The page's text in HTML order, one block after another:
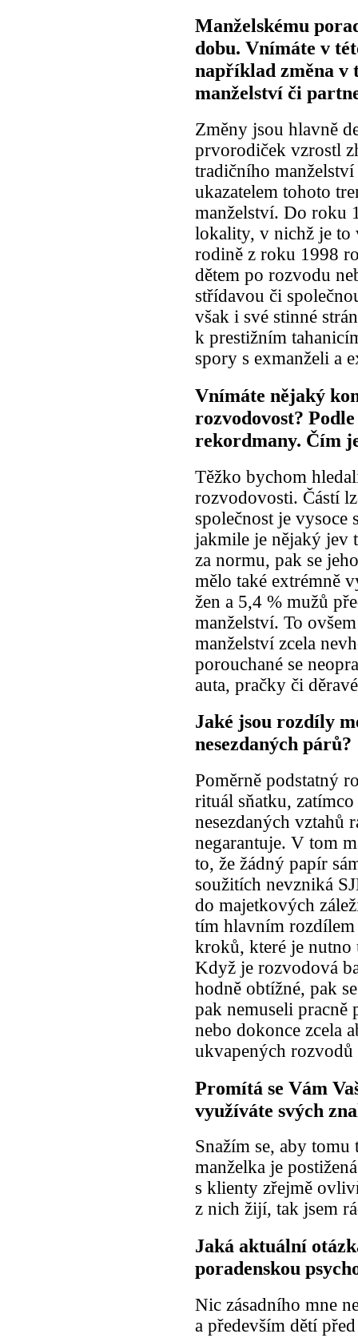
Manželskému
dobu. Vnímáte v
například změna v
manželství či
Změny jsou hlavně
prvorodiček vzrostl
tradičního
ukazatelem tohoto
manželství. Do roku
lokality, v nichž je to
rodině z roku 1998
dětem po rozvodu
střídavou či
však i své stinné
k prestižním
spory s exmanželi a
Vnímáte nějaký
rozvodovost?
rekordmany. Čím
Těžko bychom
rozvodovosti. Částí
společnost je vysoce
jakmile je nějaký jev
za normu, pak se
mělo také extrémně
žen a 5,4 % mužů
manželství. To
manželství zcela
porouchané se
auta, pračky či
Jaké jsou rozdíly
nesezdaných párů?
Poměrně podstatný
rituál sňatku,
nesezdaných vztahů
negarantuje. V tom
to, že žádný papír
soužitích nevzniká
do majetkových
tím hlavním rozdílem
kroků, které je nutno
Když je rozvodová
hodně obtížné, pak
pak nemuseli
nebo dokonce zcela
ukvapených rozvodů
Promítá se Vám
využíváte svých
Snažím se, aby
manželka je
s klienty zřejmě
z nich žijí, tak jsem
Jaká aktuální
poradenskou
Nic zásadního mne
a především dětí